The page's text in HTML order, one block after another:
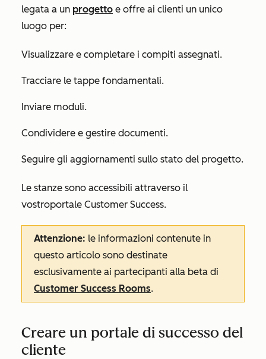
legata a un progetto e offre ai clienti un unico
luogo per:
Visualizzare e completare i compiti assegnati.
Tracciare le tappe fondamentali.
Inviare moduli.
Condividere e gestire documenti.
Seguire gli aggiornamenti sullo stato del progetto.
Le stanze sono accessibili attraverso il
vostroportale Customer Success.
Attenzione: le informazioni contenute in
questo articolo sono destinate
esclusivamente ai partecipanti alla beta di
Customer Success Rooms.
Creare un portale di successo del
cliente